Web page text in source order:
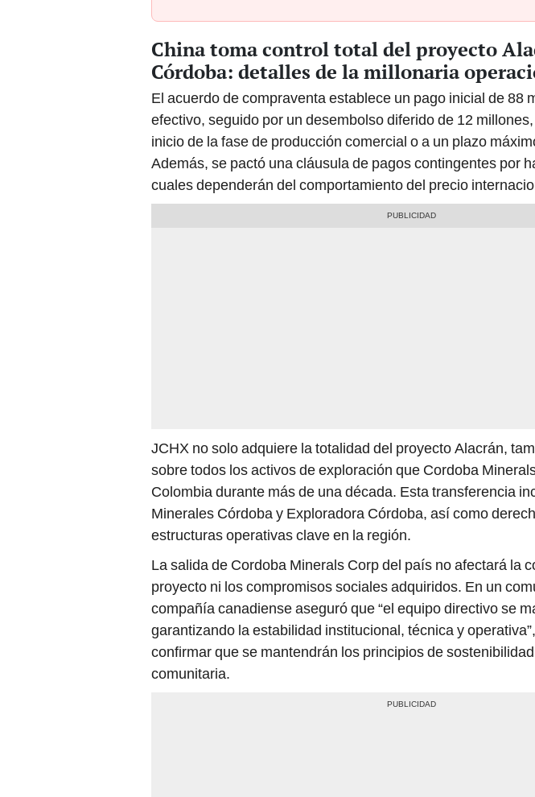
China toma control total del proyecto
Córdoba: detalles de la millonaria
El acuerdo de compraventa establece un pago inicial de 88
efectivo, seguido por un desembolso diferido de 12
inicio de la fase de producción comercial o a un plazo
Además, se pactó una cláusula de pagos contingentes por
cuales dependerán del comportamiento del precio
sobre todos los activos de exploración que Cordoba
Colombia durante más de una década. Esta transferencia
Minerales Córdoba y Exploradora Córdoba, así como
estructuras operativas clave en la región.
La salida de Cordoba Minerals Corp del país no afectará la
proyecto ni los compromisos sociales adquiridos. En un
compañía canadiense aseguró que “el equipo directivo se
garantizando la estabilidad institucional, técnica y
confirmar que se mantendrán los principios de sostenibilidad
comunitaria.